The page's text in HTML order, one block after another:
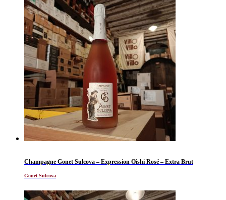
Champagne Gonet Sulcova – Expression Oìshi Rosé – Extra Brut
Gonet Sulcova